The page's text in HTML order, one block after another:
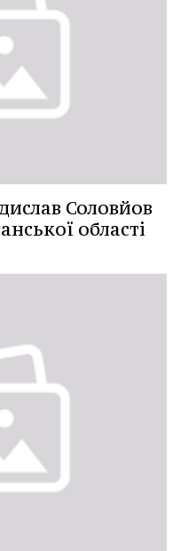
Соловйов
області